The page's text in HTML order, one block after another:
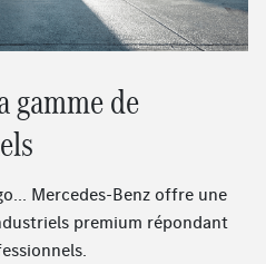
gamme de
Mercedes-Benz offre une
premium répondant